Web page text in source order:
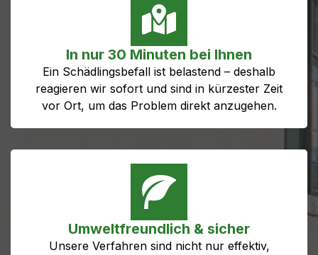
In nur 30 Minuten bei Ihnen
Ein Schädlingsbefall ist belastend – deshalb
reagieren wir sofort und sind in kürzester Zeit
vor Ort, um das Problem direkt anzugehen.
Umweltfreundlich & sicher
Unsere Verfahren sind nicht nur effektiv,